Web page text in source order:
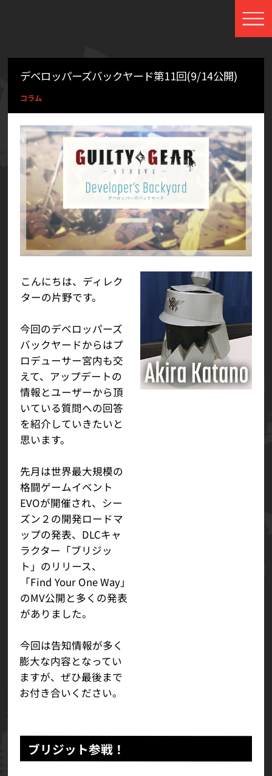
デベロッパーズバックヤード第11回(9/14公開)
コラム
こんにちは、ディレク
ターの片野です。
今回のデベロッパーズ
バックヤードからはプ
ロデューサー宮内も交
えて、アップデートの
情報とユーザーから頂
いている質問への回答
を紹介していきたいと
思います。
先月は世界最大規模の
格闘ゲームイベント
EVOが開催され、シー
ズン２の開発ロードマ
ップの発表、DLCキャ
ラクター「ブリジッ
ト」のリリース、
「Find Your One Way」
のMV公開と多くの発表
がありました。
今回は告知情報が多く
膨大な内容となってい
ますが、ぜひ最後まで
お付き合いください。
ブリジット参戦！